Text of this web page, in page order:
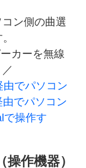
ン側の曲選
カーを無線
／
由でパソコン
でパソコン
で操作す
作機器）